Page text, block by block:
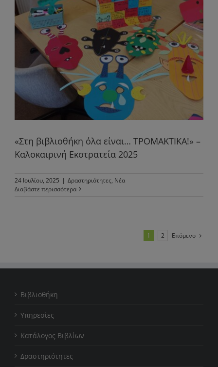
«Στη βιβλιοθήκη όλα είναι… ΤΡΟΜΑΚΤΙΚΑ!» –
Καλοκαιρινή Εκστρατεία 2025
24 Ιουλίου, 2025 | Δραστηριότητες, Νέα
Διαβάστε περισσότερα
1 2 Επόμενο
Βιβλιοθήκη
Υπηρεσίες
Κατάλογος Βιβλίων
Δραστηριότητες